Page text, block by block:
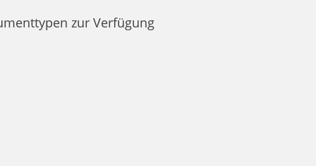
zur Verfügung